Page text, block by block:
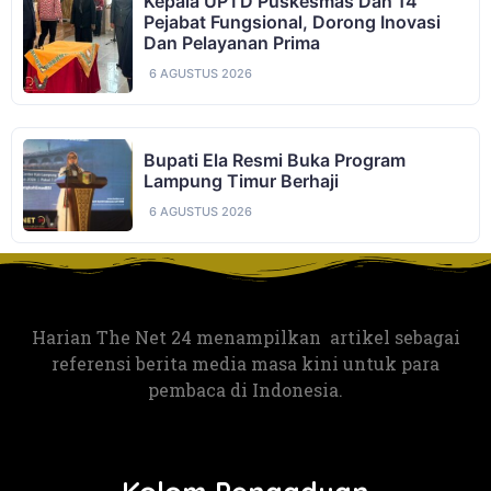
Pejabat Fungsional, Dorong Inovasi
Dan Pelayanan Prima ‎
6 AGUSTUS 2026
Bupati Ela Resmi Buka Program
Lampung Timur Berhaji
6 AGUSTUS 2026
Harian The Net 24 menampilkan artikel sebagai
referensi berita media masa kini untuk para
pembaca di Indonesia.